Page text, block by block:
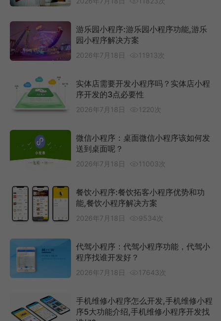
游乐园小程序:游乐园小程序功能,游乐
园小程序解决方案
2026年7月18日 11913次
实体店需要开发小程序吗？实体店小程
序开发的3点必要性
2026年7月18日 1220次
微信小程序：桌面微信小程序该如何发
送到桌面呢？
2026年7月18日 11003次
餐饮小程序:餐饮拓客小程序优势和功
能,餐饮小程序解决方案
2026年7月18日 9534次
代驾小程序：代驾小程序功能，代驾小
程序找谁开发好？
2026年7月18日 17643次
手机维修小程序怎么开发,手机维修小程
序5大功能介绍,手机维修小程序开发找